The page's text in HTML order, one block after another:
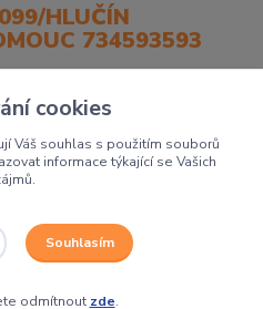
HLUČÍN
734593593
a skútrů na Severní Moravě to je
cookies
Váš souhlas s použitím souborů
informace týkající se Vašich
Souhlasím
odmítnout zde.